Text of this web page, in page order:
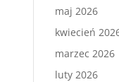
maj 2026
kwiecień
marzec 2026
luty 2026